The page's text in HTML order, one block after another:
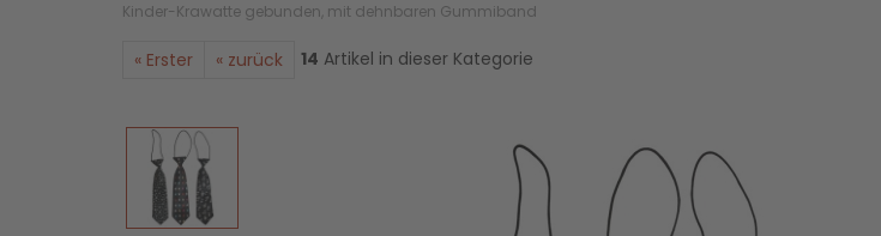
Kinder-Krawatte gebunden, mit dehnbaren Gummiband
« Erster « zurück 14 Artikel in dieser Kategorie